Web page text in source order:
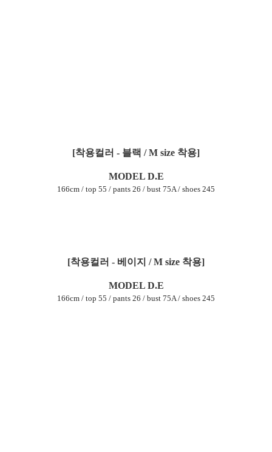
[착용컬러 - 블랙 / M size 착용]
MODEL D.E
166cm / top 55 / pants 26 / bust 75A / shoes 245
[착용컬러 - 베이지 / M size 착용]
MODEL D.E
166cm / top 55 / pants 26 / bust 75A / shoes 245